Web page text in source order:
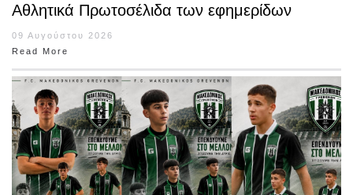
Αθλητικά Πρωτοσέλιδα των εφημερίδων
09 Αυγούστου 2026
Read More